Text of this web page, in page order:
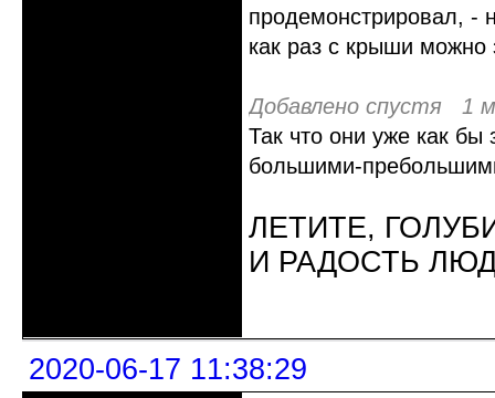
продемонстрировал, -
как раз с крыши можно
Добавлено спустя 1
Так что они уже как бы
большими-
ЛЕТИТЕ,
И РАДОСТЬ
2020-06-17 11:38:29